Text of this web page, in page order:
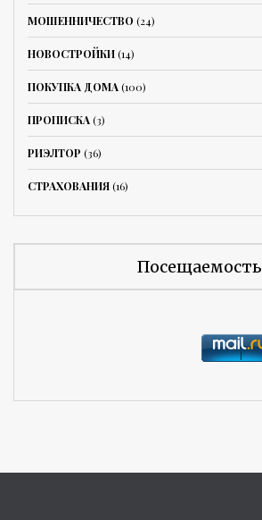
МОШЕННИЧЕСТВО (24)
НОВОСТРОЙКИ(14)
ПОКУПКА ДОМА(100)
ПРОПИСКА(3)
РИЭЛТОР (36)
СТРАХОВАНИЯ(16)
Посещаемость